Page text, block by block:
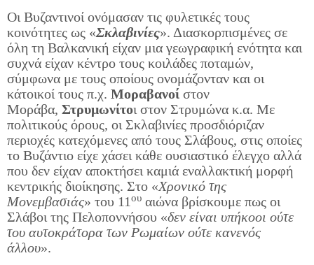
Οι Βυζαντινοί ονόμασαν τις φυλετικές τους
κοινότητες ως «Σκλαβινίες». Διασκορπισμένες σε
όλη τη Βαλκανική είχαν μια γεωγραφική ενότητα και
συχνά είχαν κέντρο τους κοιλάδες ποταμών,
σύμφωνα με τους οποίους ονομάζονταν και οι
κάτοικοί τους π.χ. Μοραβανοί στον
Μοράβα, Στρυμωνίτοι στον Στρυμώνα κ.α. Με
πολιτικούς όρους, οι Σκλαβινίες προσδιόριζαν
περιοχές κατεχόμενες από τους Σλάβους, στις οποίες
το Βυζάντιο είχε χάσει κάθε ουσιαστικό έλεγχο αλλά
που δεν είχαν αποκτήσει καμιά εναλλακτική μορφή
κεντρικής διοίκησης. Στο «Χρονικό της
Μονεμβασιάς» του 11 ου αιώνα βρίσκουμε πως οι
Σλάβοι της Πελοποννήσου «δεν είναι υπήκοοι ούτε
του αυτοκράτορα των Ρωμαίων ούτε κανενός
άλλου».